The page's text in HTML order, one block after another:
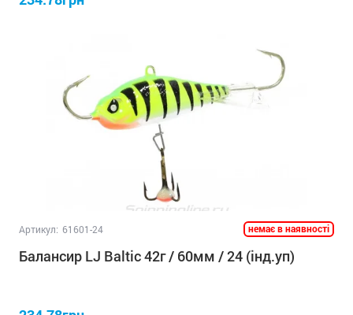
Артикул: 61601-24 немає в наявності
Балансир LJ Baltic 42г / 60мм / 24 (інд.уп)